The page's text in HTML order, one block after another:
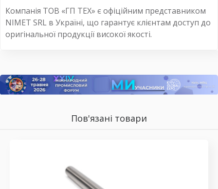
Компанія ТОВ «ГП ТЕХ» є офіційним представником
NIMET SRL в Україні, що гарантує клієнтам доступ до
оригінальної продукції високої якості.
Пов'язані товари